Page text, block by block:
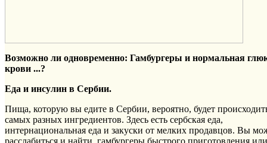
Возможно ли одновременно: Гамбургеры и нормальная
крови ...?
Еда и инсулин в Сербии.
Пища, которую вы едите в Сербии, вероятно, будет
самых разных ингредиентов. Здесь есть сербская еда,
интернациональная еда и закуски от мелких продавцов. Вы
расслабиться и найти гамбургеры быстрого приготовления или